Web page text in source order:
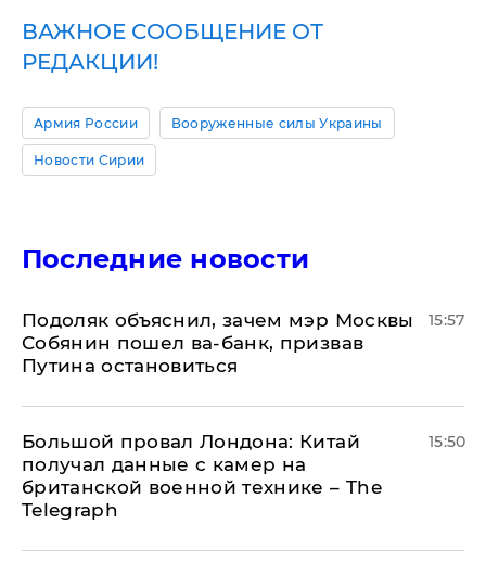
ВАЖНОЕ СООБЩЕНИЕ ОТ
РЕДАКЦИИ!
Армия России Вооруженные силы Украины
Новости Сирии
Последние новости
Подоляк объяснил, зачем мэр Москвы
Собянин пошел ва-банк, призвав
Путина остановиться
15:57
Большой провал Лондона: Китай
получал данные с камер на
британской военной технике – The
Telegraph
15:50